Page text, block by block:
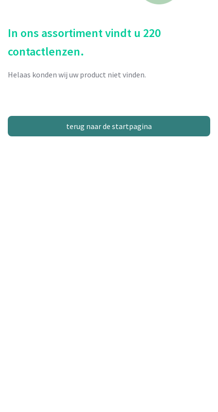
In ons assortiment vindt u 220
contactlenzen.
Helaas konden wij uw product niet vinden.
terug naar de startpagina